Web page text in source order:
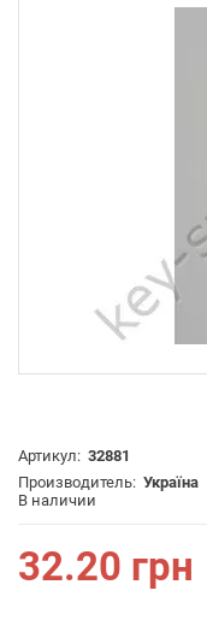
Артикул: 32881
Производитель: Україна
В наличии
32.20 грн